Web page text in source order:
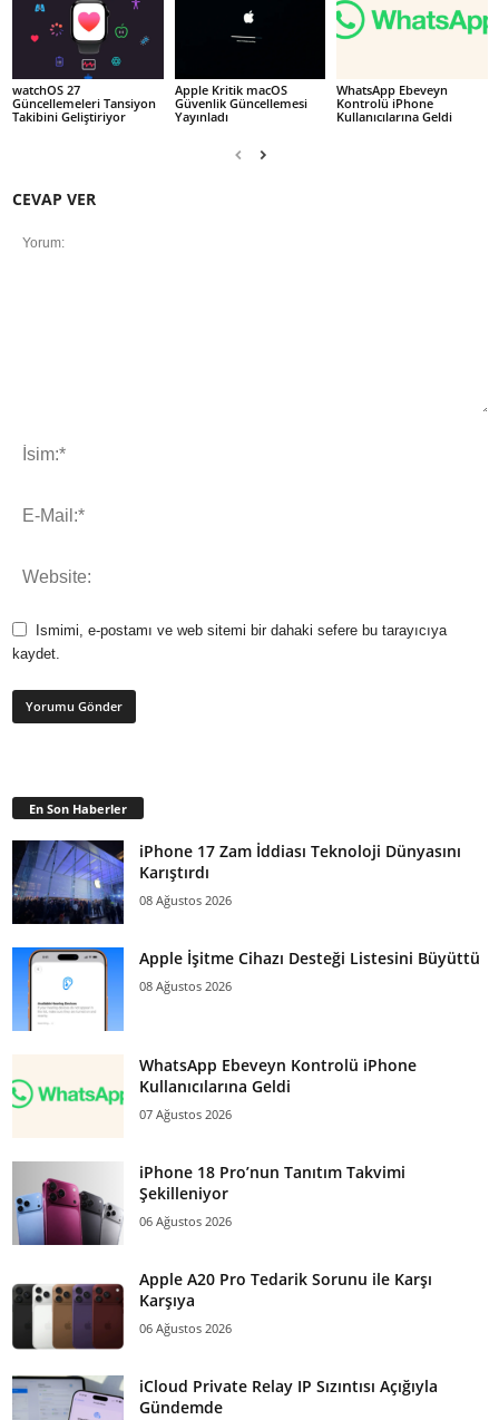
watchOS 27
Güncellemeleri Tansiyon
Takibini Geliştiriyor
Apple Kritik macOS
Güvenlik Güncellemesi
Yayınladı
WhatsApp Ebeveyn
Kontrolü iPhone
Kullanıcılarına Geldi
CEVAP VER
Ismimi, e-postamı ve web sitemi bir dahaki sefere bu tarayıcıya
kaydet.
En Son Haberler
iPhone 17 Zam İddiası Teknoloji Dünyasını
Karıştırdı
08 Ağustos 2026
Apple İşitme Cihazı Desteği Listesini Büyüttü
08 Ağustos 2026
WhatsApp Ebeveyn Kontrolü iPhone
Kullanıcılarına Geldi
07 Ağustos 2026
iPhone 18 Pro’nun Tanıtım Takvimi
Şekilleniyor
06 Ağustos 2026
Apple A20 Pro Tedarik Sorunu ile Karşı
Karşıya
06 Ağustos 2026
iCloud Private Relay IP Sızıntısı Açığıyla
Gündemde